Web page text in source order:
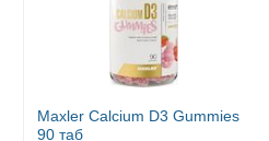
Maxler Calcium D3 Gummies
90 таб